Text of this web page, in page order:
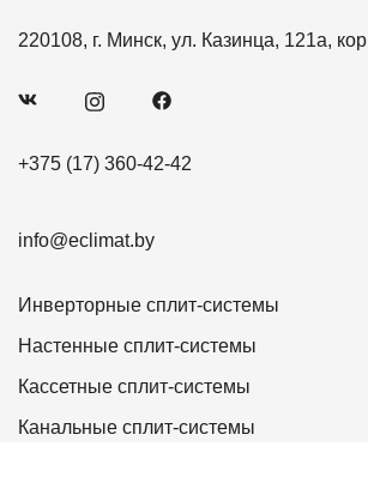
220108, г. Минск, ул. Казинца, 121а,
+375 (17) 360-42-42
info@eclimat.by
Инверторные сплит-системы
Настенные сплит-системы
Кассетные сплит-системы
Канальные сплит-системы